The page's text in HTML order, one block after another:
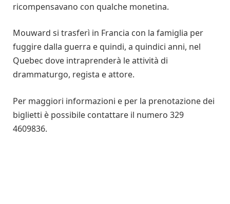
ricompensavano con qualche monetina.
Mouward si trasferì in Francia con la famiglia per
fuggire dalla guerra e quindi, a quindici anni, nel
Quebec dove intraprenderà le attività di
drammaturgo, regista e attore.
Per maggiori informazioni e per la prenotazione dei
biglietti è possibile contattare il numero 329
4609836.